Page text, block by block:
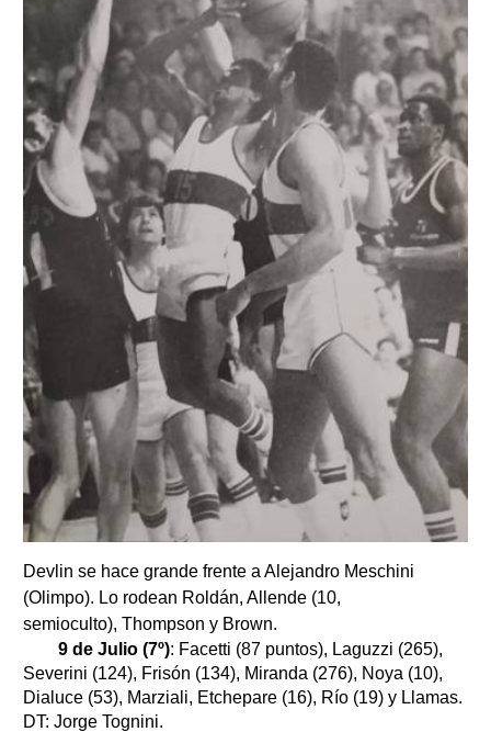
Devlin se hace grande frente a Alejandro Meschini
(Olimpo). Lo rodean Roldán, Allende (10,
semioculto), Thompson y Brown.
9 de Julio (7º): Facetti (87 puntos), Laguzzi (265),
Severini (124), Frisón (134), Miranda (276), Noya (10),
Dialuce (53), Marziali, Etchepare (16), Río (19) y Llamas.
DT: Jorge Tognini.